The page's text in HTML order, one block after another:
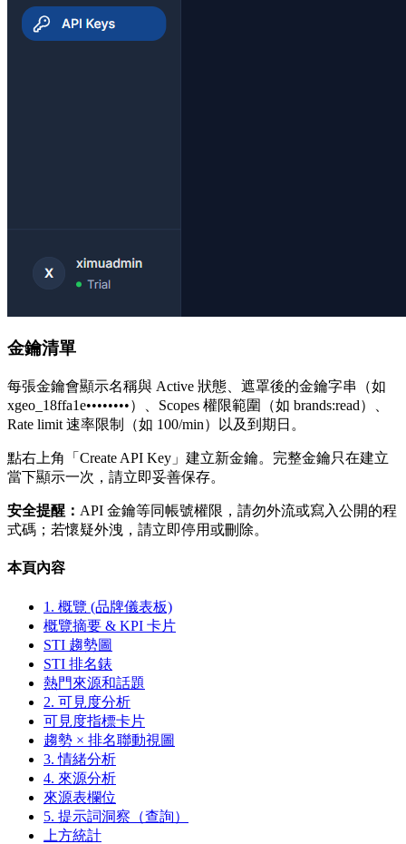
金鑰清單
每張金鑰會顯示名稱與 Active 狀態、遮罩後的金鑰字串（如
xgeo_18ffa1e••••••••）、Scopes 權限範圍（如 brands:read）、
Rate limit 速率限制（如 100/min）以及到期日。
點右上角「Create API Key」建立新金鑰。完整金鑰只在建立
當下顯示一次，請立即妥善保存。
安全提醒： API 金鑰等同帳號權限，請勿外流或寫入公開的程
式碼；若懷疑外洩，請立即停用或刪除。
本頁內容
1. 概覽 (品牌儀表板)
概覽摘要 & KPI 卡片
STI 趨勢圖
STI 排名錶
熱門來源和話題
2. 可見度分析
可見度指標卡片
趨勢 × 排名聯動視圖
3. 情緒分析
4. 來源分析
來源表欄位
5. 提示詞洞察（查詢）
上方統計